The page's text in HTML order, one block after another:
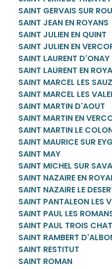
SAINT GERVAIS SUR
SAINT JEAN EN ROYANS
SAINT JULIEN EN QUINT
SAINT JULIEN EN
SAINT LAURENT D'ONAY
SAINT LAURENT EN
SAINT MARCEL LES
SAINT MARCEL LES
SAINT MARTIN D'AOUT
SAINT MARTIN EN
SAINT MARTIN LE
SAINT MAURICE SUR
SAINT MAY
SAINT MICHEL SUR
SAINT NAZAIRE EN
SAINT NAZAIRE LE
SAINT PANTALEON LES
SAINT PAUL LES
SAINT PAUL TROIS
SAINT RAMBERT
SAINT RESTITUT
SAINT ROMAN